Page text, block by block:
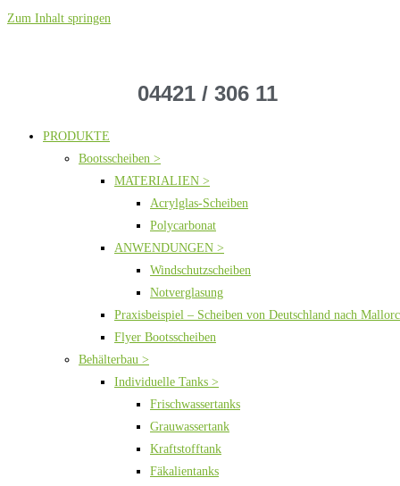
Zum Inhalt springen
04421 / 306 11
PRODUKTE
Bootsscheiben >
MATERIALIEN >
Acrylglas-Scheiben
Polycarbonat
ANWENDUNGEN >
Windschutzscheiben
Notverglasung
Praxisbeispiel – Scheiben von Deutschland nach
Flyer Bootsscheiben
Behälterbau >
Individuelle Tanks >
Frischwassertanks
Grauwassertank
Kraftstofftank
Fäkalientanks